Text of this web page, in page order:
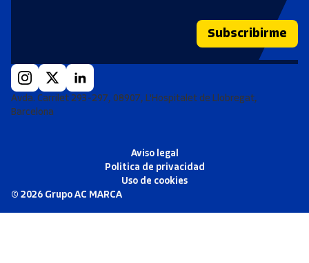
Subscribirme
Avda. Carrilet 293-297, 08907, L'Hospitalet de Llobregat,
Barcelona
Aviso legal
Politica de privacidad
Uso de cookies
© 2026 Grupo AC MARCA